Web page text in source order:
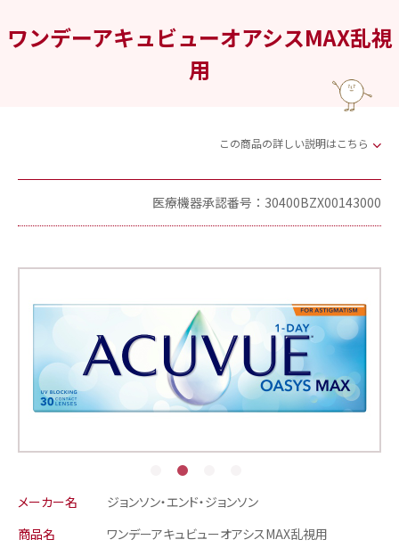
ワンデーアキュビューオアシスMAX乱視
用
この商品の詳しい説明はこちら
医療機器承認番号：30400BZX00143000
メーカー名
ジョンソン・エンド・ジョンソン
商品名
ワンデーアキュビューオアシスMAX乱視用